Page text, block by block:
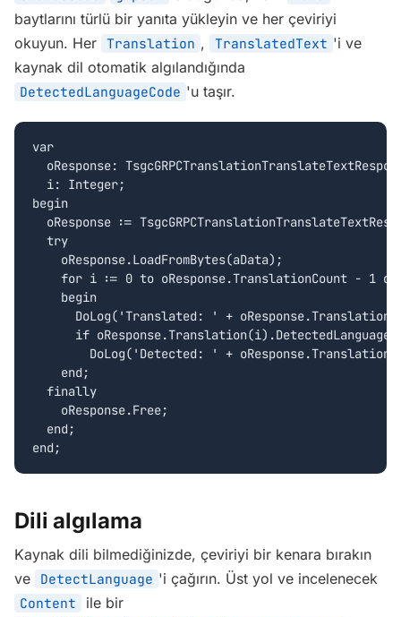
baytlarını türlü bir yanıta yükleyin ve her çeviriyi
okuyun. Her Translation , TranslatedText 'i ve
kaynak dil otomatik algılandığında
DetectedLanguageCode 'u taşır.
var
oResponse:
  i: Integer;
begin
oResponse :=
  try
    oResponse.LoadFromBytes(aData);
    for i := 0 to oResponse.TranslationCount - 1 do
    begin
DoLog('Translated: ' +
if
DoLog('Detected: ' +
    end;
  finally
    oResponse.Free;
  end;
end;
Dili algılama
Kaynak dili bilmediğinizde, çeviriyi bir kenara bırakın
ve
DetectLanguage 'i çağırın. Üst yol ve incelenecek
Content ile bir